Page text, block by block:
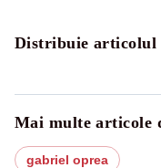
Distribuie articolul
Mai multe articole
gabriel oprea